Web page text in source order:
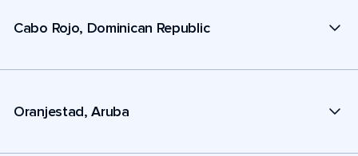
Cabo Rojo, Dominican Republic
Oranjestad, Aruba